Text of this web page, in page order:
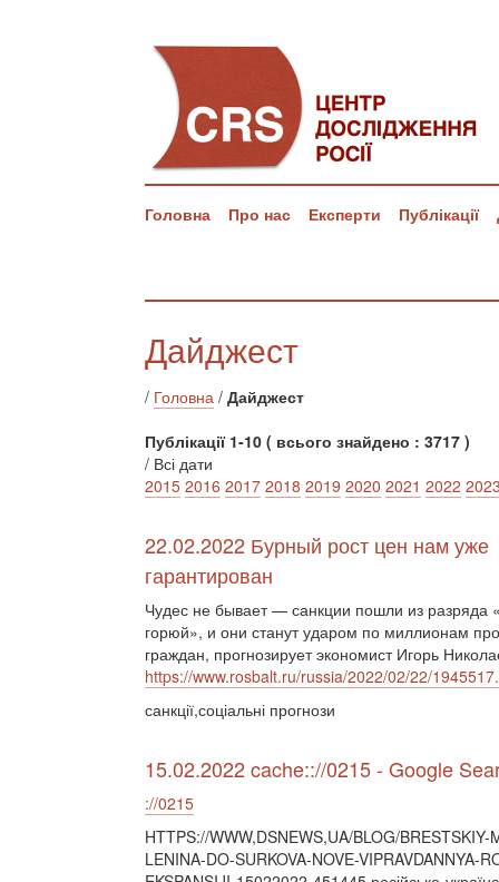
Головна Про нас Експерти Публікації
Дайджест
/ Головна / Дайджест
Публікації 1-10 ( всього знайдено : 3717 )
/ Всі дати
2015 2016 2017 2018 2019 2020 2021 2022
22.02.2022 Бурный рост цен нам уже
гарантирован
Чудес не бывает — санкции пошли из разряда
горюй», и они станут ударом по миллионам
граждан, прогнозирует экономист Игорь
https://www.rosbalt.ru/russia/2022/02/22/
санкції,соціальні прогнози
15.02.2022 cache:://0215 - Google
://0215
HTTPS://WWW,DSNEWS,UA/BLOG/BRESTSKIY-
LENINA-DO-SURKOVA-NOVE-VIPRAVDANNYA-